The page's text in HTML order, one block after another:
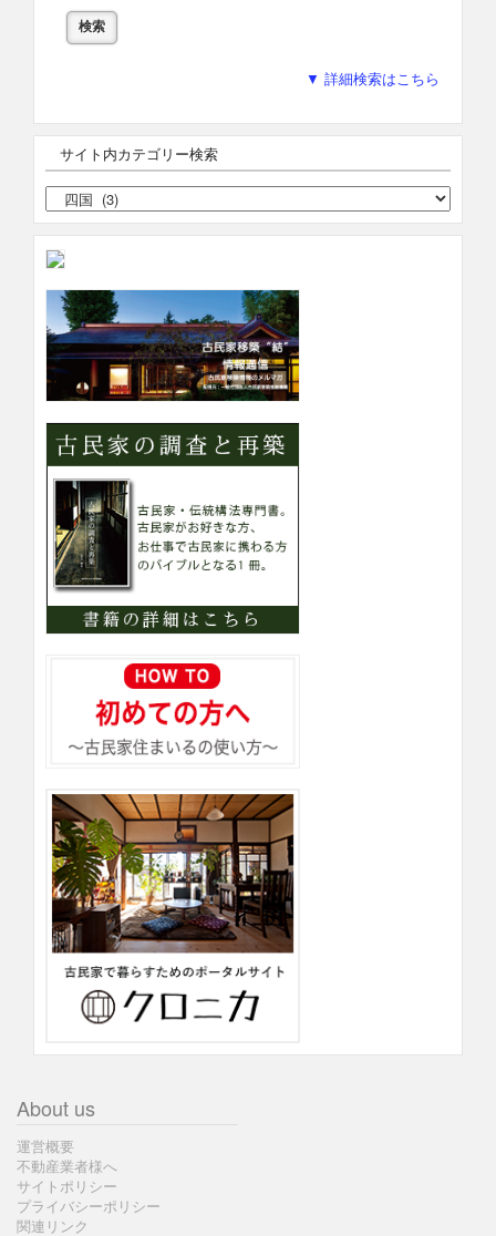
▼ 詳細検索はこちら
サイト内カテゴリー検索
サ
イ
ト
内
カ
テ
ゴ
リ
ー
検
About us
運営概要
不動産業者様へ
サイトポリシー
プライバシーポリシー
関連リンク